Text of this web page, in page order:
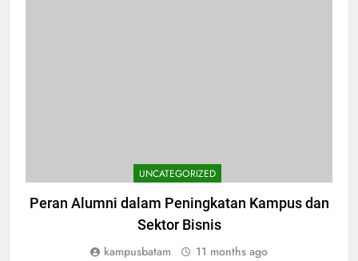
UNCATEGORIZED
Peran Alumni dalam Peningkatan Kampus dan
Sektor Bisnis
kampusbatam 11 months ago